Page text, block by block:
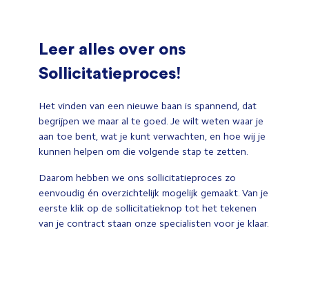
Leer alles over ons
Sollicitatieproces!
Het vinden van een nieuwe baan is spannend, dat
begrijpen we maar al te goed. Je wilt weten waar je
aan toe bent, wat je kunt verwachten, en hoe wij je
kunnen helpen om die volgende stap te zetten.
Daarom hebben we ons sollicitatieproces zo
eenvoudig én overzichtelijk mogelijk gemaakt. Van je
eerste klik op de sollicitatieknop tot het tekenen
van je contract staan onze specialisten voor je klaar.